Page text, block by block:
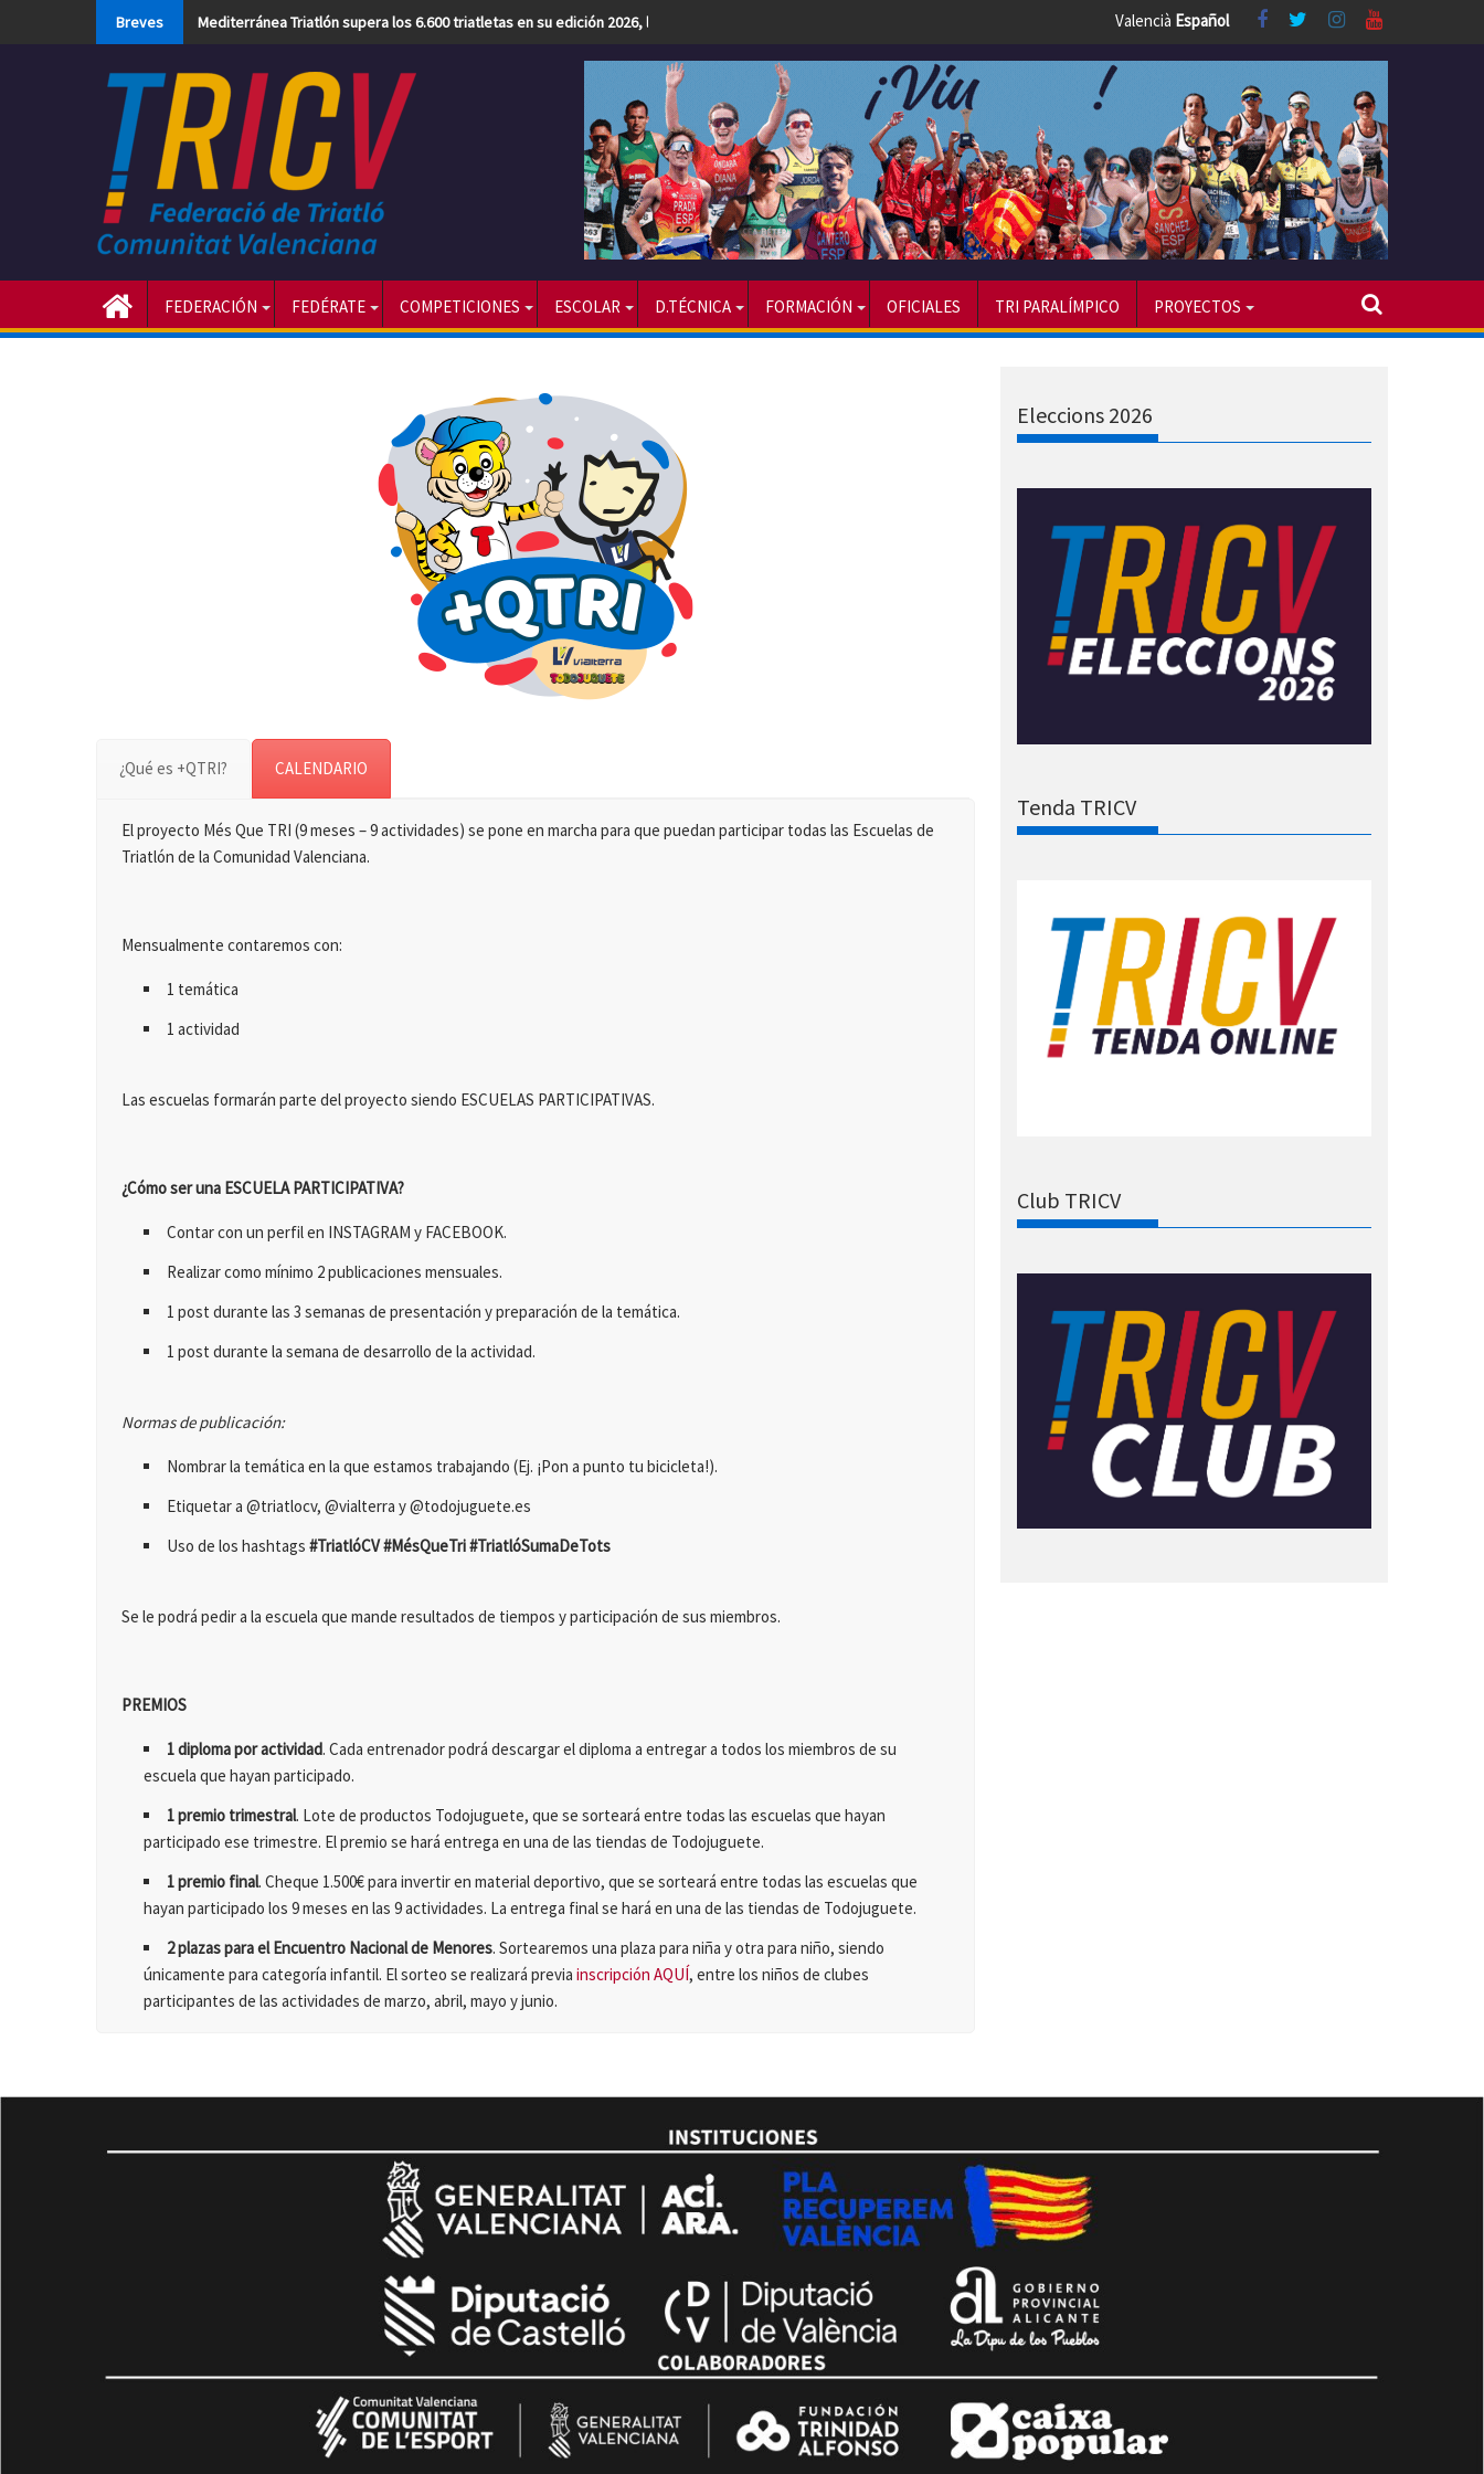
Breves Mediterránea Triatlón supera los 6.600 triatletas en su edición 2026, la más numerosa hasta la fecha Valencià Español
FEDERACIÓN FEDÉRATE COMPETICIONES ESCOLAR D.TÉCNICA FORMACIÓN OFICIALES TRI PARALÍMPICO PROYECTOS
¿Qué es +QTRI? CALENDARIO
El proyecto Més Que TRI (9 meses – 9 actividades) se pone en marcha para que puedan participar todas las Escuelas de
Triatlón de la Comunidad Valenciana.
Mensualmente contaremos con:
1 temática
1 actividad
Las escuelas formarán parte del proyecto siendo ESCUELAS PARTICIPATIVAS.
¿Cómo ser una ESCUELA PARTICIPATIVA?
Contar con un perfil en INSTAGRAM y FACEBOOK.
Realizar como mínimo 2 publicaciones mensuales.
1 post durante las 3 semanas de presentación y preparación de la temática.
1 post durante la semana de desarrollo de la actividad.
Normas de publicación:
Nombrar la temática en la que estamos trabajando (Ej. ¡Pon a punto tu bicicleta!).
Etiquetar a @triatlocv, @vialterra y @todojuguete.es
Uso de los hashtags #TriatlóCV #MésQueTri #TriatlóSumaDeTots
Se le podrá pedir a la escuela que mande resultados de tiempos y participación de sus miembros.
PREMIOS
1 diploma por actividad. Cada entrenador podrá descargar el diploma a entregar a todos los miembros de su
escuela que hayan participado.
1 premio trimestral. Lote de productos Todojuguete, que se sorteará entre todas las escuelas que hayan
participado ese trimestre. El premio se hará entrega en una de las tiendas de Todojuguete.
1 premio final. Cheque 1.500€ para invertir en material deportivo, que se sorteará entre todas las escuelas que
hayan participado los 9 meses en las 9 actividades. La entrega final se hará en una de las tiendas de Todojuguete.
2 plazas para el Encuentro Nacional de Menores. Sortearemos una plaza para niña y otra para niño, siendo
únicamente para categoría infantil. El sorteo se realizará previa inscripción AQUÍ, entre los niños de clubes
participantes de las actividades de marzo, abril, mayo y junio.
Eleccions 2026
Tenda TRICV
Club TRICV